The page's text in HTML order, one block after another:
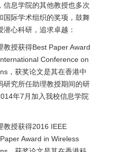
信息学院的其他教授也多次
国际学术组织的奖项，鼓舞
潜心科研，追求卓越：
教授获得Best Paper Award
Conference on
，获奖论文是其在香港中
研究所任助理教授期间的研
年7月加入我校信息学院
教授获得2016 IEEE
Award in Wireless